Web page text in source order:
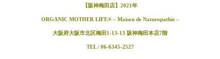
【阪神梅田店】2021年
ORGANIC MOTHER LIFE®︎ – Maison de Naturopathie –
大阪府大阪市北区梅田1-13-13 阪神梅田本店7階
TEL / 06-6345-2527